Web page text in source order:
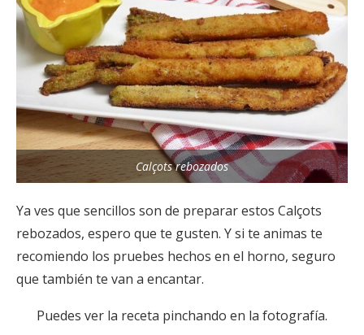
Calçots rebozados
Ya ves que sencillos son de preparar estos Calçots
rebozados, espero que te gusten. Y si te animas te
recomiendo los pruebes hechos en el horno, seguro
que también te van a encantar.
Puedes ver la receta pinchando en la fotografía.